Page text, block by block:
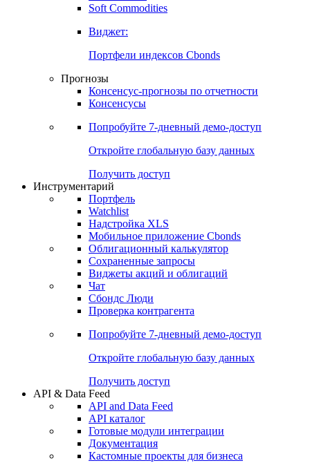
Soft Commodities
Виджет:
Портфели индексов Cbonds
Прогнозы
Консенсус-прогнозы по отчетности
Консенсусы
Попробуйте 7-дневный демо-доступ
Откройте глобальную базу данных
Получить доступ
Инструментарий
Портфель
Watchlist
Надстройка XLS
Мобильное приложение Cbonds
Облигационный калькулятор
Сохраненные запросы
Виджеты акций и облигаций
Чат
Сбондс Люди
Проверка контрагента
Попробуйте 7-дневный демо-доступ
Откройте глобальную базу данных
Получить доступ
API & Data Feed
API and Data Feed
API каталог
Готовые модули интеграции
Документация
Кастомные проекты для бизнеса